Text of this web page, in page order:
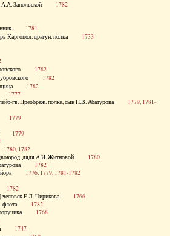
А.А. Запольской 1782
1781
Каргопол. драгун. полка 1733
1782
1782
1782
1777
гв. Преображ. полка, сын Н.В. Абатурова 1779, 1781-
1779
1779
1780, 1782
двоюрод. дядя А.И. Житновой 1780
1782
1776, 1779, 1781-1782
1782
человек Е.Л. Чирикова 1766
флота 1782
поручика 1768
1747